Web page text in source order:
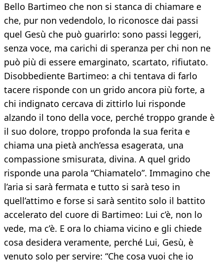
Bello Bartimeo che non si stanca di chiamare e
che, pur non vedendolo, lo riconosce dai passi
quel Gesù che può guarirlo: sono passi leggeri,
senza voce, ma carichi di speranza per chi non ne
può più di essere emarginato, scartato, rifiutato.
Disobbediente Bartimeo: a chi tentava di farlo
tacere risponde con un grido ancora più forte, a
chi indignato cercava di zittirlo lui risponde
alzando il tono della voce, perché troppo grande è
il suo dolore, troppo profonda la sua ferita e
chiama una pietà anch’essa esagerata, una
compassione smisurata, divina. A quel grido
risponde una parola “Chiamatelo”. Immagino che
l’aria si sarà fermata e tutto si sarà teso in
quell’attimo e forse si sarà sentito solo il battito
accelerato del cuore di Bartimeo: Lui c’è, non lo
vede, ma c’è. E ora lo chiama vicino e gli chiede
cosa desidera veramente, perché Lui, Gesù, è
venuto solo per servire: “Che cosa vuoi che io